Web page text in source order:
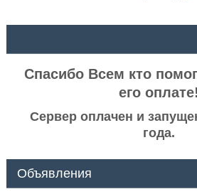
Спасибо Всем кто
его оплате!
Сервер оплачен и
года.
Объявления